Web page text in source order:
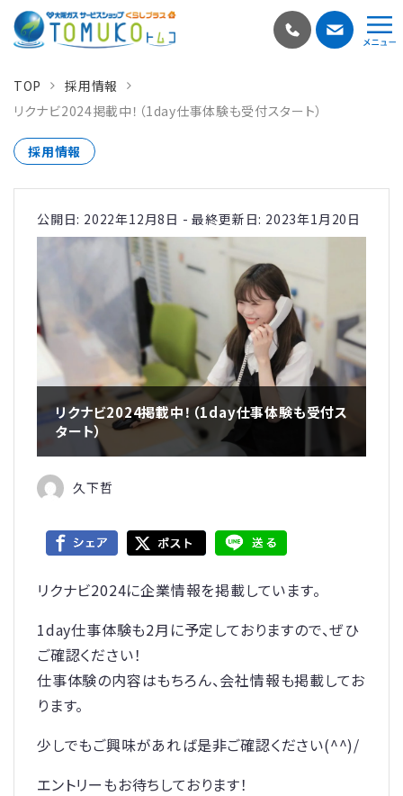
TOP
採用情報
リクナビ2024掲載中！（1day仕事体験も受付スタート）
採用情報
公開日: 2022年12月8日 -最終更新日: 2023年1月20日
リクナビ2024掲載中！（1day仕事体験も受付ス
タート）
久下哲
リクナビ2024に企業情報を掲載しています。
1day仕事体験も2月に予定しておりますので、ぜひ
ご確認ください！
仕事体験の内容はもちろん、会社情報も掲載してお
ります。
少しでもご興味があれば是非ご確認ください(^^)/
エントリーもお待ちしております！